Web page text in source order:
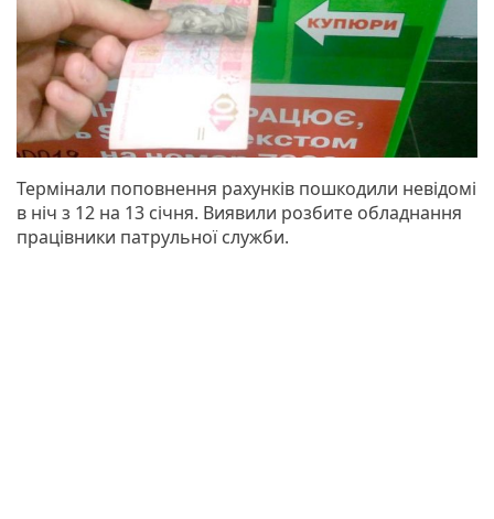
Термінали поповнення рахунків пошкодили невідомі
в ніч з 12 на 13 січня. Виявили розбите обладнання
працівники патрульної служби.